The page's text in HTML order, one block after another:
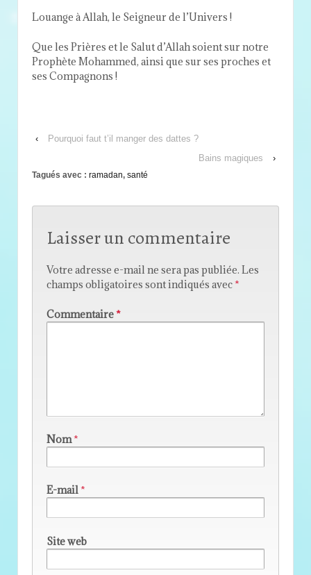
Louange à Allah, le Seigneur de l’Univers !
Que les Prières et le Salut d’Allah soient sur notre
Prophète Mohammed, ainsi que sur ses proches et
ses Compagnons !
‹
Pourquoi faut t’il manger des dattes ?
Bains magiques
›
Tagués avec : ramadan, santé
Laisser un commentaire
Votre adresse e-mail ne sera pas publiée. Les
champs obligatoires sont indiqués avec *
Commentaire*
Nom*
E-mail*
Site web